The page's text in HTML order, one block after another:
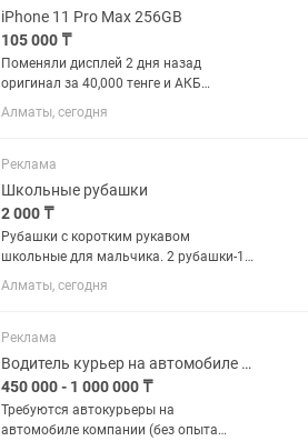
iPhone 11 Pro Max 256GB
105 000 ₸
Поменяли дисплей 2 дня назад
оригинал за 40,000 тенге и АКБ
усиленный Бренда JSID отличное
качество 100% состояние Сверху
True Tone все работает Версия iOS 18...
Алматы, сегодня
Реклама
Школьные рубашки
2 000 ₸
Рубашки с коротким рукавом
школьные для мальчика. 2 рубашки-13
лет, 2 рубашки -14 лет. Почти новые. 2
000 тенге за рубашку
Алматы, сегодня
Реклама
Водитель курьер на автомобиле компании
450 000 - 1 000 000 ₸
Требуются автокурьеры на
автомобиле компании (без опыта